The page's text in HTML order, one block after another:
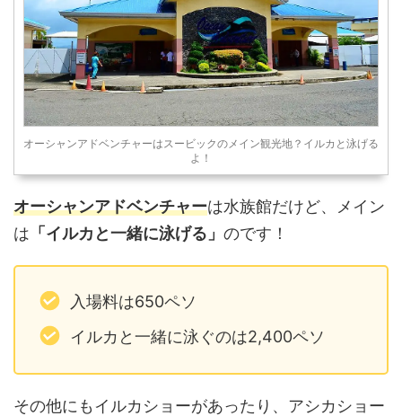
オーシャンアドベンチャーはスービックのメイン観光地？イルカと泳げる
よ！
オーシャンアドベンチャーは水族館だけど、メイン
は 「イルカと一緒に泳げる」 のです！
入場料は650ペソ
イルカと一緒に泳ぐのは2,400ペソ
その他にもイルカショーがあったり、アシカショー